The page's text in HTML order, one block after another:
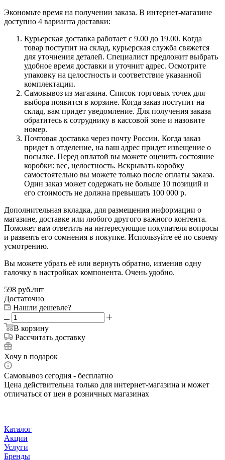
Экономьте время на получении заказа. В интернет-магазине
доступно 4 варианта доставки:
Курьерская доставка работает с 9.00 до 19.00. Когда
товар поступит на склад, курьерская служба свяжется
для уточнения деталей. Специалист предложит выбрать
удобное время доставки и уточнит адрес. Осмотрите
упаковку на целостность и соответствие указанной
комплектации.
Самовывоз из магазина. Список торговых точек для
выбора появится в корзине. Когда заказ поступит на
склад, вам придет уведомление. Для получения заказа
обратитесь к сотруднику в кассовой зоне и назовите
номер.
Почтовая доставка через почту России. Когда заказ
придет в отделение, на ваш адрес придет извещение о
посылке. Перед оплатой вы можете оценить состояние
коробки: вес, целостность. Вскрывать коробку
самостоятельно вы можете только после оплаты заказа.
Один заказ может содержать не больше 10 позиций и
его стоимость не должна превышать 100 000 р.
Дополнительная вкладка, для размещения информации о
магазине, доставке или любого другого важного контента.
Поможет вам ответить на интересующие покупателя вопросы
и развеять его сомнения в покупке. Используйте её по своему
усмотрению.
Вы можете убрать её или вернуть обратно, изменив одну
галочку в настройках компонента. Очень удобно.
598 руб./шт
Достаточно
Нашли дешевле?
В корзину
Рассчитать доставку
Хочу в подарок
Самовывоз сегодня - бесплатно
Цена действительна только для интернет-магазина и может
отличаться от цен в розничных магазинах
Каталог
Акции
Услуги
Бренды